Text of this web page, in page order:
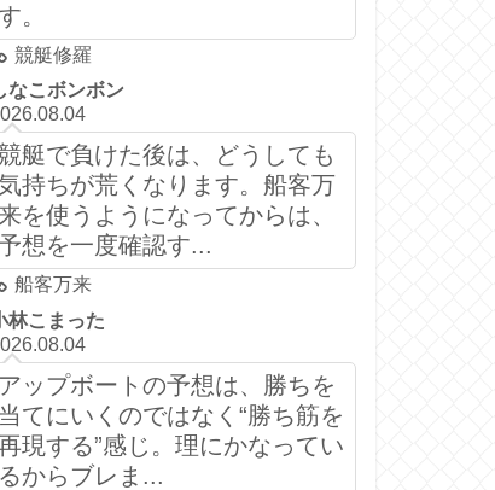
。
競艇修羅
なこボンボン
艇で負けた後は、どうしても
持ちが荒くなります。船客万
来を使うようになってからは、
想を一度確認す...
船客万来
林こまった
アップボートの予想は、勝ちを
当てにいくのではなく“勝ち筋を
現する”感じ。理にかなってい
るからブレま...